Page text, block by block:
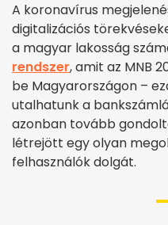
A koronavírus
digitalizációs
a magyar lakosság
rendszer, amit az MNB
be Magyarországon –
utalhatunk a
azonban tovább
létrejött egy olyan
felhasználók dolgát.